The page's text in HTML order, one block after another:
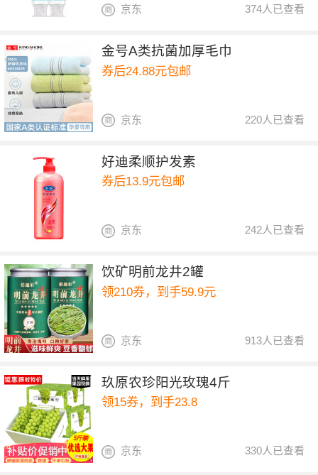
374人已查看
京东
金号A类抗菌加厚毛巾
券后24.88元包邮
220人已查看
京东
好迪柔顺护发素
券后13.9元包邮
242人已查看
京东
饮矿明前龙井2罐
领210券，到手59.9元
913人已查看
京东
玖原农珍阳光玫瑰4斤
领15券，到手23.8
330人已查看
京东